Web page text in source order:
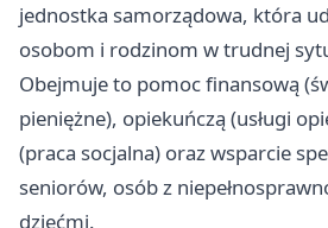
jednostka samorządowa, która
osobom i rodzinom w trudnej
Obejmuje to pomoc finansową
pieniężne), opiekuńczą (usługi
(praca socjalna) oraz wsparcie
seniorów, osób z
dziećmi.